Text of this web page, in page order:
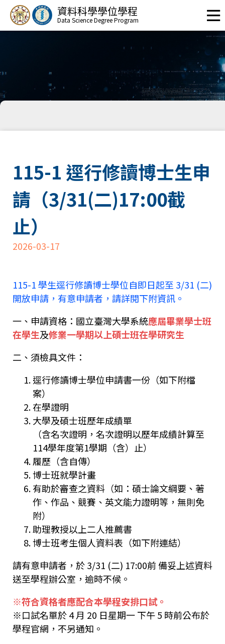
資料科學學位學程
Data Science Degree Program
115-1 逕行修讀博士生申
請（3/31(二)17:00截
止）
2026-03-17
115-1 學生逕行修讀博士學位自即日起至 3/31 (二)
開放申請，有意申請者，請詳閱下附資訊。
一、申請資格：國立臺灣大學系統應屆畢業學士班
在學生及修業一學期以上碩士班在學研究生
二、須檢具文件：
逕行修讀博士學位申請書一份（如下附檔
案）
在學證明
大學及碩士班歷年成績單
（含名次證明，名次證明以歷年成績計算至
114學年度第1學期（含）止）
履歷（含自傳）
博士班就學計畫
有助於審查之資料（如：碩士論文綱要、著
作、作品、競賽、英文能力證明等，無則免
附）
助理教授以上二人推薦書
博士班考生個人資料表（如下附連結）
請有意申請者，於 3/31 (二) 17:00前 備妥上述資料
送至學程辦公室，逾時不候。
※符合資格者應配合本學程安排口試。
※口試名單於 4 月 20 日星期一 下午 5 時前公布於
學程官網，不另通知。